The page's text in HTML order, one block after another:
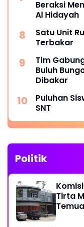
Beraksi
Al Hidayah
Satu Unit
Terbakar
Tim
Buluh
Dibakar
Puluhan
SNT
Politik
Tirta